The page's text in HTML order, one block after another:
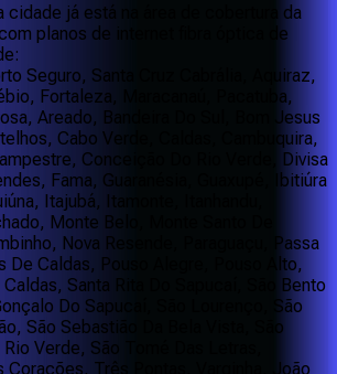
cidade já está na área de cobertura da
planos de internet fibra óptica de
Seguro, Santa Cruz Cabrália, Aquiraz,
Fortaleza, Maracanaú, Pacatuba,
Areado, Bandeira Do Sul, Bom Jesus
Cabo Verde, Caldas, Cambuquira,
Conceição Do Rio Verde, Divisa
Fama, Guaranésia, Guaxupé, Ibitiúra
Itajubá, Itamonte, Itanhandu,
Monte Belo, Monte Santo De
Nova Resende, Paraguaçu, Passa
De Caldas, Pouso Alegre, Pouso Alto,
Caldas, Santa Rita Do Sapucaí, São Bento
Do Sapucaí, São Lourenço, São
São Sebastião Da Bela Vista, São
Verde, São Tomé Das Letras,
Corações, Três Pontas, Varginha, João